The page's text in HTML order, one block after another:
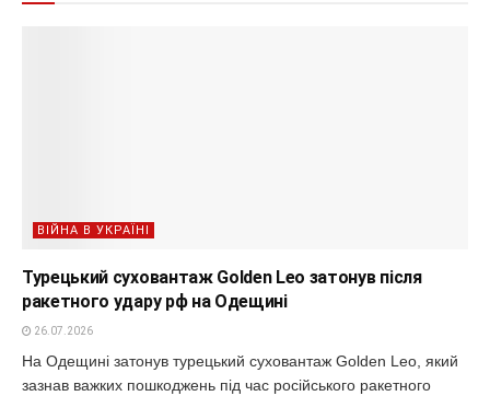
ВІЙНА В УКРАЇНІ
Турецький суховантаж Golden Leo затонув після
ракетного удару рф на Одещині
26.07.2026
На Одещині затонув турецький суховантаж Golden Leo, який
зазнав важких пошкоджень під час російського ракетного